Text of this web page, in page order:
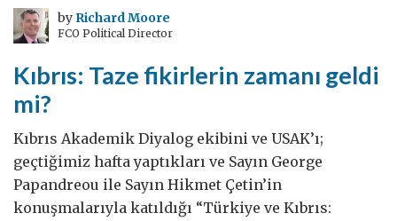
by Richard Moore
FCO Political Director
Kıbrıs: Taze fikirlerin zamanı geldi
mi?
Kıbrıs Akademik Diyalog ekibini ve USAK’ı;
geçtiğimiz hafta yaptıkları ve Sayın George
Papandreou ile Sayın Hikmet Çetin’in
konuşmalarıyla katıldığı “Türkiye ve Kıbrıs: